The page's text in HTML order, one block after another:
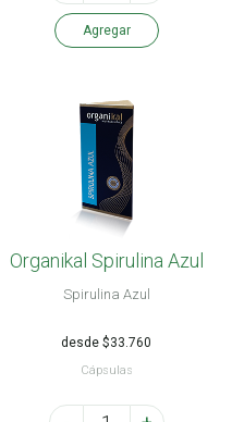
Agregar
Organikal Spirulina Azul
Spirulina Azul
desde $33.760
Cápsulas